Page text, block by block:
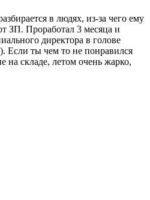
в людях, из-за чего ему
ЗП. Проработал 3 месяца и
директора в голове
Если ты чем то не понравился
на складе, летом очень жарко,